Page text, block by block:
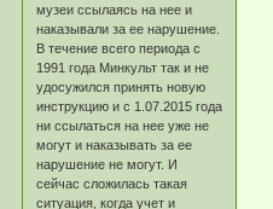
музеи ссылаясь на нее и
наказывали за ее нарушение.
В течение всего периода с
1991 года Минкульт так и не
удосужился принять новую
инструкцию и с 1.07.2015 года
ни ссылаться на нее уже не
могут и наказывать за ее
нарушение не могут. И
сейчас сложилась такая
ситуация, когда учет и